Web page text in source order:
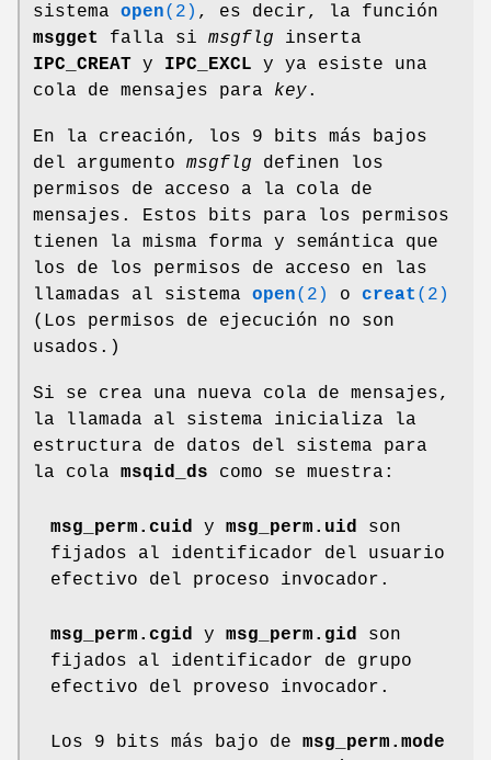
sistema open(2) , es decir, la función
msgget
falla si msgflg inserta
IPC_CREAT y IPC_EXCL y ya esiste una
cola de mensajes para key.
En la creación, los 9 bits más bajos
del argumento msgflg definen los
permisos de acceso a la cola de
mensajes. Estos bits para los permisos
tienen la misma forma y semántica que
los de los permisos de acceso en las
llamadas al sistema open(2) o creat (2)
(Los permisos de ejecución no son
usados.)
Si se crea una nueva cola de mensajes,
la llamada al sistema inicializa la
estructura de datos del sistema para
la cola msqid_ds como se muestra:
msg_perm.cuid y msg_perm.uid
son
fijados al identificador del usuario
efectivo del proceso invocador.
msg_perm.cgid y msg_perm.gid
son
fijados al identificador de grupo
efectivo del proveso invocador.
Los 9 bits más bajo de msg_perm.mode